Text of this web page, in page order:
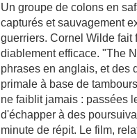
Un groupe de colons en
capturés et sauvagement
guerriers. Cornel Wilde fait
diablement efficace. "The
phrases en anglais, et des
primale à base de
ne faiblit jamais : passées
d'échapper à des
minute de répit. Le film,